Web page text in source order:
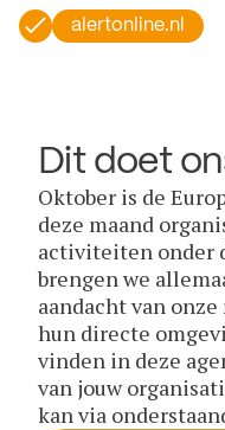
alertonline.nl
Dit doet
Oktober is de
deze maand
activiteiten onder
brengen we
aandacht van
hun directe
vinden in deze
van jouw
kan via